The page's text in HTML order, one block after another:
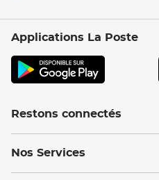
Applications La Poste
Restons connectés
Nos Services